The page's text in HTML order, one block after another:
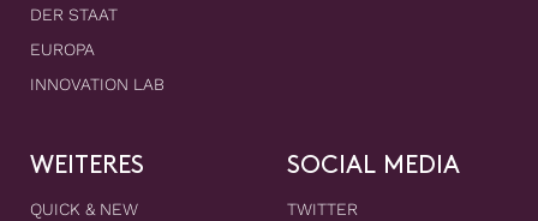
DER STAAT
EUROPA
INNOVATION LAB
WEITERES
QUICK & NEW
SOCIAL MEDIA
TWITTER